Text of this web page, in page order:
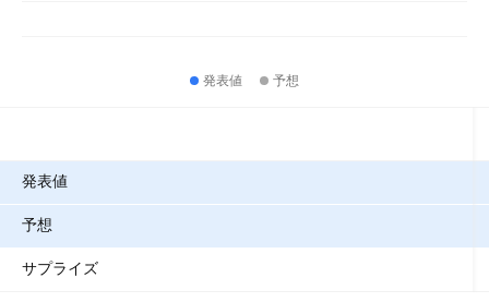
発表値 予想
発表値
予想
サプライズ